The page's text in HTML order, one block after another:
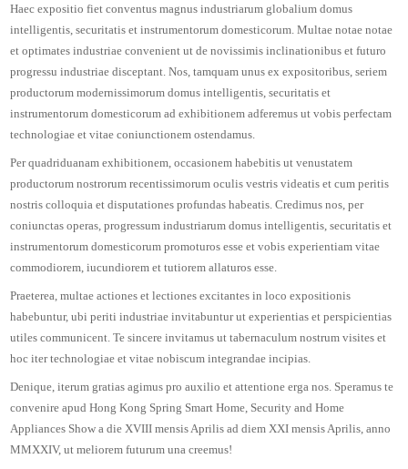
Haec expositio fiet conventus magnus industriarum globalium domus
intelligentis, securitatis et instrumentorum domesticorum. Multae notae notae
et optimates industriae convenient ut de novissimis inclinationibus et futuro
progressu industriae disceptant. Nos, tamquam unus ex expositoribus, seriem
productorum modernissimorum domus intelligentis, securitatis et
instrumentorum domesticorum ad exhibitionem adferemus ut vobis perfectam
technologiae et vitae coniunctionem ostendamus.
Per quadriduanam exhibitionem, occasionem habebitis ut venustatem
productorum nostrorum recentissimorum oculis vestris videatis et cum peritis
nostris colloquia et disputationes profundas habeatis. Credimus nos, per
coniunctas operas, progressum industriarum domus intelligentis, securitatis et
instrumentorum domesticorum promoturos esse et vobis experientiam vitae
commodiorem, iucundiorem et tutiorem allaturos esse.
Praeterea, multae actiones et lectiones excitantes in loco expositionis
habebuntur, ubi periti industriae invitabuntur ut experientias et perspicientias
utiles communicent. Te sincere invitamus ut tabernaculum nostrum visites et
hoc iter technologiae et vitae nobiscum integrandae incipias.
Denique, iterum gratias agimus pro auxilio et attentione erga nos. Speramus te
convenire apud Hong Kong Spring Smart Home, Security and Home
Appliances Show a die XVIII mensis Aprilis ad diem XXI mensis Aprilis, anno
MMXXIV, ut meliorem futurum una creemus!